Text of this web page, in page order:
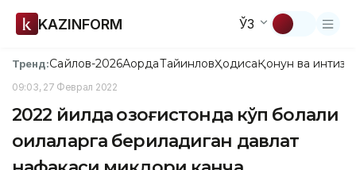
KAZINFORM ЎЗ
Тренд:Сайлов-2026АқордаТайинловҲодисаҚонун ва
09:03, 27 Феврал 2022
2022 йилда Қозоғистонда кўп болали
оилаларга бериладиган давлат